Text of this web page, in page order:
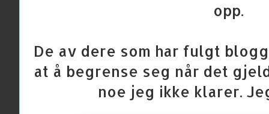
opp.
De av dere som har fulgt
at å begrense seg når det
noe jeg ikke klarer.